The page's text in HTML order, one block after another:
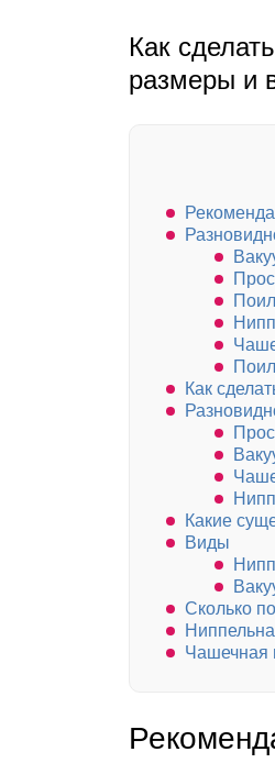
Как
размеры и
Как
Какие
Виды
Сколько
Чашечная